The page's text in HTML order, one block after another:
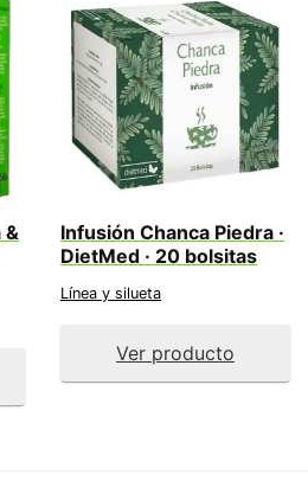
&
Infusión Chanca Piedra ·
DietMed · 20 bolsitas
Línea y silueta
Ver producto